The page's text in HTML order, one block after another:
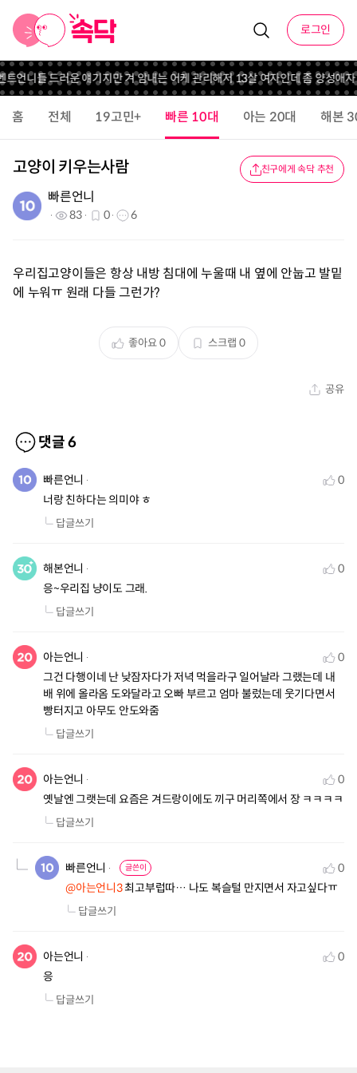
로그인
언니들 드러운 얘기지만 겨 암내는 어케 관리해저 13살 여자인데 좀 양성애자
홈 전체 19고민+ 빠른 10대 아는 20대 해본
고양이 키우는사람 친구에게 속닥 추천
빠른언니
83 0 6
우리집고양이들은 항상 내방 침대에 누울때 내 옆에 안눕고 발밑
에 누워ㅠ 원래 다들 그런가?
좋아요0 스크랩 0
공유
댓글6
빠른언니
0
너랑 친하다는 의미야 ㅎ
답글쓰기
해본언니
0
응~우리집 냥이도 그래.
답글쓰기
아는언니
0
그건 다행이네 난 낮잠자다가 저녁 먹을라구 일어날라 그랬는데 내
배 위에 올라옴 도와달라고 오빠 부르고 엄마 불렀는데 웃기다면서
빵터지고 아무도 안도와줌
답글쓰기
아는언니
0
옛날엔 그랫는데 요즘은 겨드랑이에도 끼구 머리쪽에서 장 ㅋㅋㅋㅋ
답글쓰기
빠른언니 글쓴이
0
@아는언니3 최고부럽따… 나도 복슬털 만지면서 자고싶다ㅠ
답글쓰기
아는언니
0
응
답글쓰기